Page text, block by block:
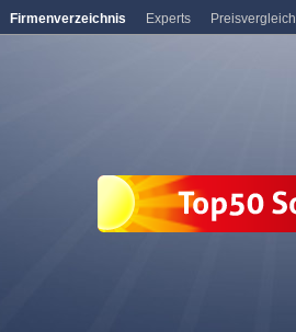
Firmenverzeichnis Experts Preisvergleich